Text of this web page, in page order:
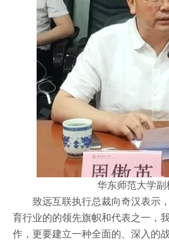
华东师范大学
致远互联执行总裁向奇汉表示
育行业的的领先旗帜和代表之一，
作，更要建立一种全面的、深入的